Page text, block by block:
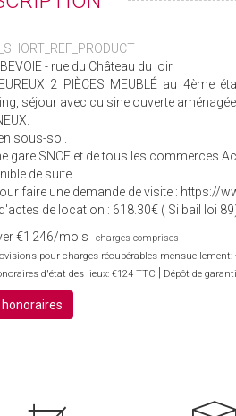
- rue du Château du loir
2 PIÈCES MEUBLÉ au
séjour avec cuisine ouverte
sous-sol.
gare SNCF et de tous les commerces
de suite
faire une demande de visite : https://
de location : 618.30€ ( Si bail loi
€1 246/mois
charges comprises
pour charges récupérables
d'état des lieux: €124 TTC
Dépôt de
honoraires